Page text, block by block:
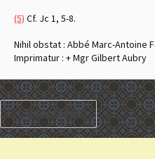
(5) Cf. Jc 1, 5-8.
Nihil obstat : Abbé Marc-Antoine
Imprimatur : + Mgr Gilbert Aubry
PRÉCÉDENT